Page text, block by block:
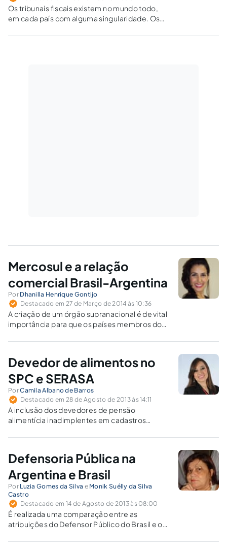
Os tribunais fiscais existem no mundo todo,
em cada país com alguma singularidade. Os
de tornar eficiente o controle e,
Mercosul e a relação
comercial Brasil-Argentina
Por Dhanilla Henrique Gontijo
Destacado em 27 de Março de 2014 às 10:36
A criação de um órgão supranacional é de vital
importância para que os países membros do
privilegiariam o livre comércio dentro do bloco
Devedor de alimentos no
SPC e SERASA
PorCamila Albano de Barros
Destacado em 28 de Agosto de 2013 às 14:11
A inclusão dos devedores de pensão
alimentícia inadimplentes em cadastros
protesto, seja por autorização judicial,
créditos.
Defensoria Pública na
Argentina e Brasil
Por Luzia Gomes da Silva e Monik Suélly da Silva
Castro
Destacado em 14 de Agosto de 2013 às 08:00
É realizada uma comparação entre as
atribuições do Defensor Público do Brasil e o
entre os Ministérios Públicos dos dois países.